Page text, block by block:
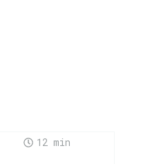
12